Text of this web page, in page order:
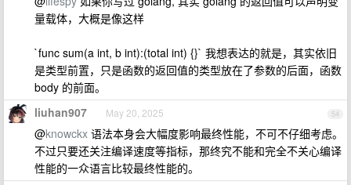
量载体，大概是像这样
`func sum(a int, b int):(total int) {}` 我想表达的就是，其实依旧
是类型前置，只是函数的返回值的类型放在了参数的后面，函数
body 的前面。
54
liuhan907 May 20, 2025
@knowckx 语法本身会大幅度影响最终性能，不可不仔细考虑。
不过只要还关注编译速度等指标，那终究不能和完全不关心编译
性能的一众语言比较最终性能的。